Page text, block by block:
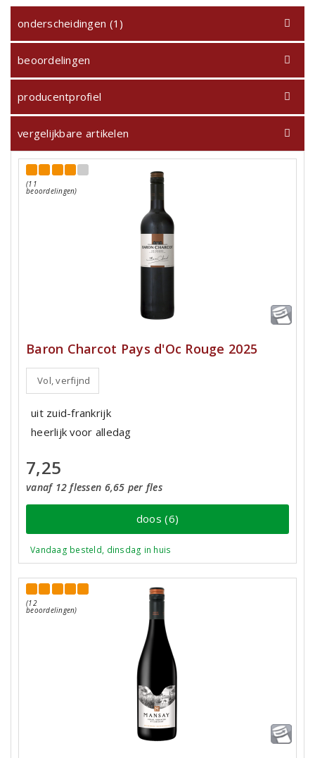
onderscheidingen (1)
beoordelingen
producentprofiel
vergelijkbare artikelen
(11
beoordelingen)
Baron Charcot Pays d'Oc Rouge 2025
Vol, verfijnd
uit zuid-frankrijk
heerlijk voor alledag
7,25
vanaf 12 flessen 6,65 per fles
doos (6)
Vandaag besteld, dinsdag in huis
(12
beoordelingen)